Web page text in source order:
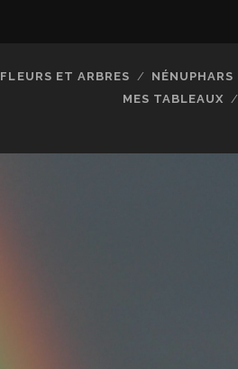
FLEURS ET ARBRES NÉNUPHARS
MES TABLEAUX